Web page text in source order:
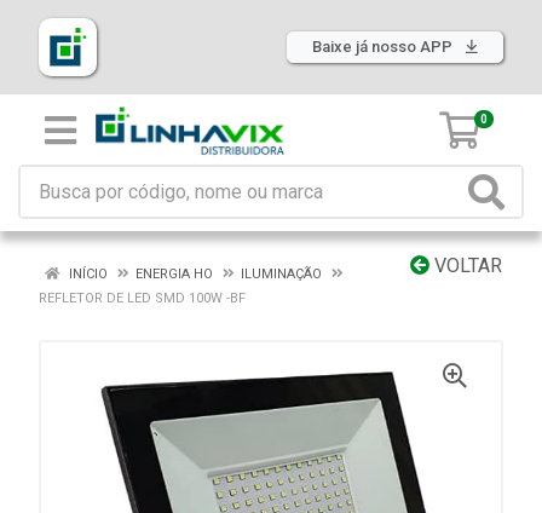
Baixe já nosso APP
0
VOLTAR
INÍCIO ENERGIA HO
ILUMINAÇÃO
REFLETOR DE LED SMD 100W -BF